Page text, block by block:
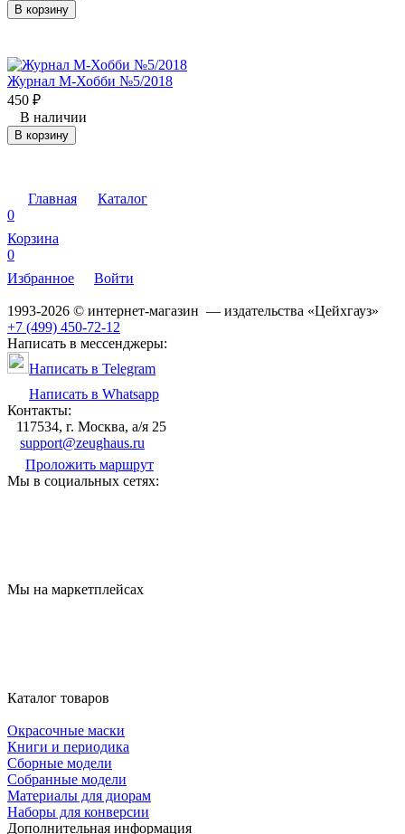
В корзину
Журнал М-Хобби №5/2018
450 ₽
В наличии
В корзину
Главная
Каталог
0
Корзина
0
Избранное
Войти
1993-2026 © интернет-магазин — издательства «Цейхгауз»
+7 (499) 450-72-12
Написать в мессенджеры:
Написать в Telegram
Написать в Whatsapp
Контакты:
117534, г. Москва, а/я 25
support@zeughaus.ru
Проложить маршрут
Мы в социальных сетях:
Мы на маркетплейсах
Каталог товаров
Окрасочные маски
Книги и периодика
Сборные модели
Собранные модели
Материалы для диорам
Наборы для конверсии
Дополнительная информация